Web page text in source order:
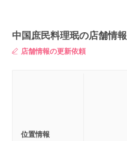
中国庶民料理珉の店舗情報
店舗情報の更新依頼
位置情報